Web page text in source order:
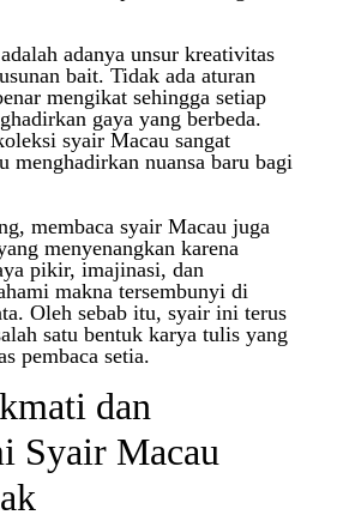
adanya unsur kreativitas
bait. Tidak ada aturan
mengikat sehingga setiap
gaya yang berbeda.
syair Macau sangat
menghadirkan nuansa baru bagi
membaca syair Macau juga
menyenangkan karena
pikir, imajinasi, dan
makna tersembunyi di
Oleh sebab itu, syair ini terus
satu bentuk karya tulis yang
pembaca setia.
dan
Syair Macau